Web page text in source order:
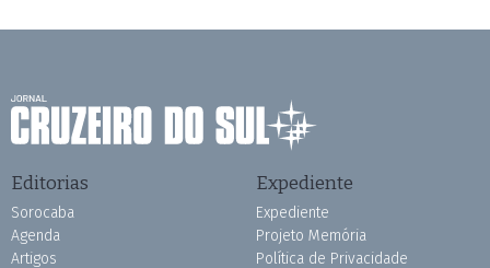
Editorias
Sorocaba
Agenda
Artigos
Expediente
Expediente
Projeto Memória
Política de Privacidade